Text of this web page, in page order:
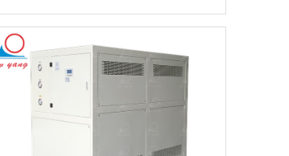
备的配套控温服务，点击查看更多详情…
【详情】